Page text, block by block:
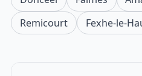
Remicourt
Fexhe-le-